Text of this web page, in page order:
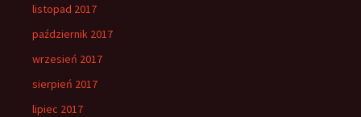
listopad 2017
październik 2017
wrzesień 2017
sierpień 2017
lipiec 2017